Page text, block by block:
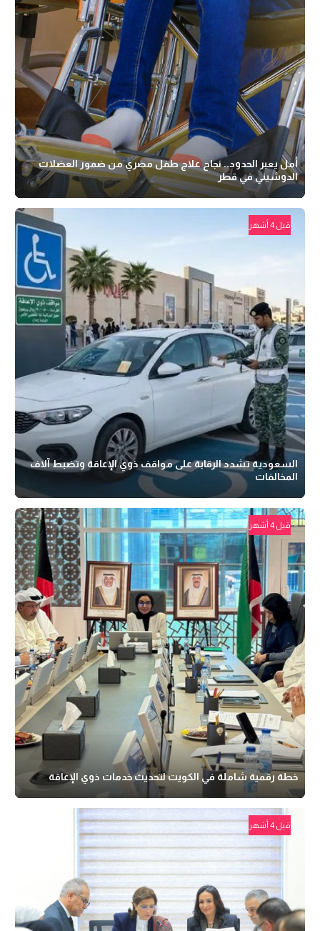
أمل يعبر الحدود.. نجاح علاج طفل مصري من ضمور العضلات
الدوشيني في قطر
قبل 4 أشهر
السعودية تشدد الرقابة على مواقف ذوي الإعاقة وتضبط آلاف
المخالفات
قبل 4 أشهر
خطة رقمية شاملة في الكويت لتحديث خدمات ذوي الإعاقة
قبل 4 أشهر